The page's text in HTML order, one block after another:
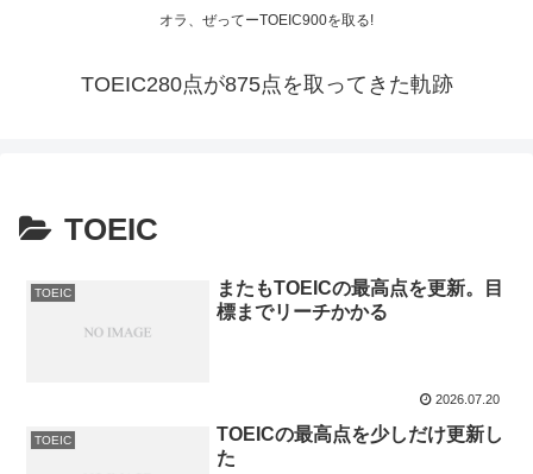
オラ、ぜってーTOEIC900を取る!
TOEIC280点が875点を取ってきた軌跡
TOEIC
TOEIC
またもTOEICの最高点を更新。目
標までリーチかかる
2026.07.20
TOEIC
TOEICの最高点を少しだけ更新し
た